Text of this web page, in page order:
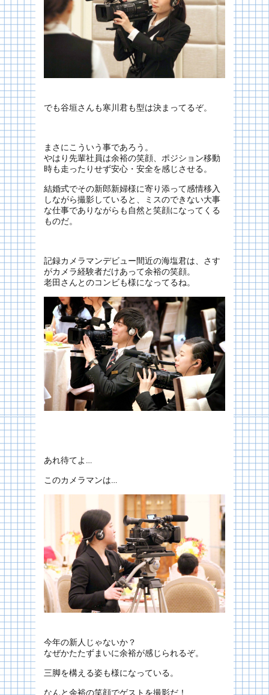
でも谷垣さんも寒川君も型は決まってるぞ。
まさにこういう事であろう。
やはり先輩社員は余裕の笑顔、ポジション移動
時も走ったりせず安心・安全を感じさせる。
結婚式でその新郎新婦様に寄り添って感情移入
しながら撮影していると、ミスのできない大事
な仕事でありながらも自然と笑顔になってくる
ものだ。
記録カメラマンデビュー間近の海塩君は、さす
がカメラ経験者だけあって余裕の笑顔。
老田さんとのコンビも様になってるね。
あれ待てよ…
このカメラマンは…
今年の新人じゃないか？
なぜかたたずまいに余裕が感じられるぞ。
三脚を構える姿も様になっている。
なんと余裕の笑顔でゲストを撮影だ！